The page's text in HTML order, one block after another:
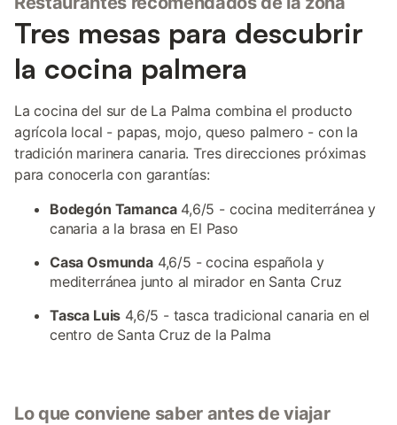
Tres mesas para descubrir
la cocina palmera
La cocina del sur de La Palma combina el producto
agrícola local - papas, mojo, queso palmero - con la
tradición marinera canaria. Tres direcciones próximas
para conocerla con garantías:
Bodegón Tamanca4,6/5 - cocina mediterránea y
canaria a la brasa en El Paso
Casa Osmunda4,6/5 - cocina española y
mediterránea junto al mirador en Santa Cruz
Tasca Luis 4,6/5 - tasca tradicional canaria en el
centro de Santa Cruz de la Palma
Lo que conviene saber antes de viajar